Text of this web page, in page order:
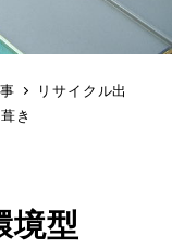
リサイクル出
き
境型